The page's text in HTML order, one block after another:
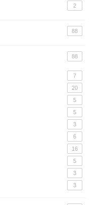
2
88
88
7
20
5
5
3
6
16
5
3
3